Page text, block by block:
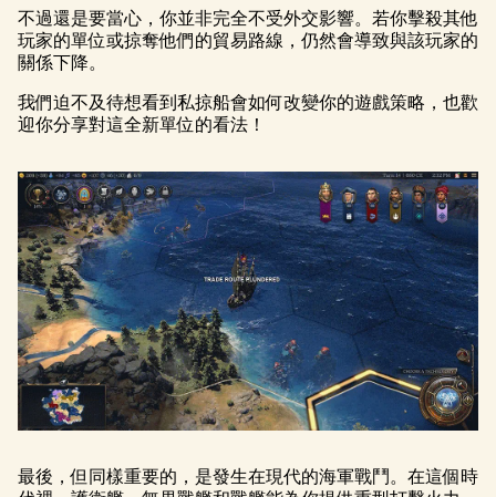
不過還是要當心，你並非完全不受外交影響。若你擊殺其他
玩家的單位或掠奪他們的貿易路線，仍然會導致與該玩家的
關係下降。
我們迫不及待想看到私掠船會如何改變你的遊戲策略，也歡
迎你分享對這全新單位的看法！
最後，但同樣重要的，是發生在現代的海軍戰鬥。在這個時